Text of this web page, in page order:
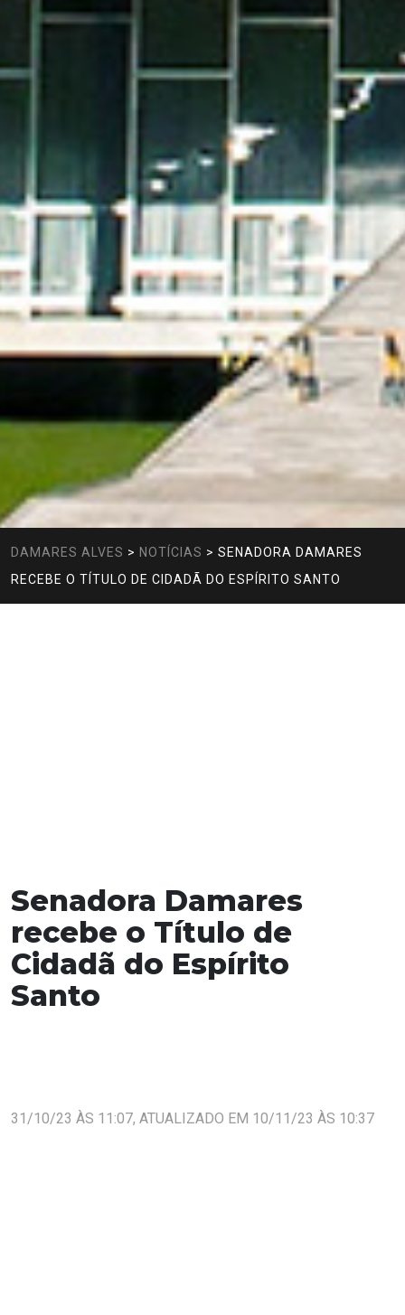
DAMARES ALVES > NOTÍCIAS > SENADORA DAMARES
RECEBE O TÍTULO DE CIDADÃ DO ESPÍRITO SANTO
Senadora Damares
recebe o Título de
Cidadã do Espírito
Santo
31/10/23 ÀS 11:07, ATUALIZADO EM 10/11/23 ÀS 10:37